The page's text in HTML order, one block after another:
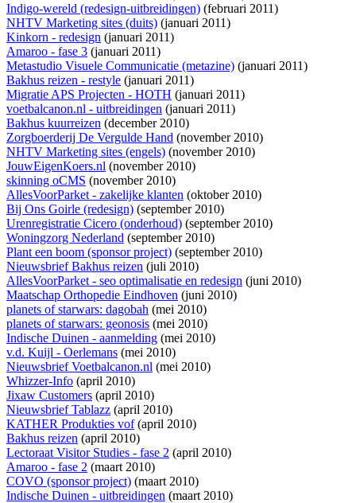
Indigo-wereld (redesign-uitbreidingen) (februari 2011)
NHTV Marketing sites (duits) (januari 2011)
Kinkorn - redesign (januari 2011)
Amaroo - fase 3 (januari 2011)
Metastudio Visuele Communicatie (metazine) (januari 2011)
Bakhus reizen - restyle (januari 2011)
Migratie APS Projecten - HOTH (januari 2011)
voetbalcanon.nl - uitbreidingen (januari 2011)
Bakhus kuurreizen (december 2010)
Zorgboerderij De Vergulde Hand (november 2010)
NHTV Marketing sites (engels) (november 2010)
JouwEigenKoers.nl (november 2010)
skinning oCMS (november 2010)
AllesVoorParket - zakelijke klanten (oktober 2010)
Bij Ons Goirle (redesign) (september 2010)
Urenregistratie Cicero (onderhoud) (september 2010)
Woningzorg Nederland (september 2010)
Plant een boom (sponsor project) (september 2010)
Nieuwsbrief Bakhus reizen (juli 2010)
AllesVoorParket - seo optimalisatie en redesign (juni 2010)
Maatschap Orthopedie Eindhoven (juni 2010)
planets of starwars: dagobah (mei 2010)
planets of starwars: geonosis (mei 2010)
Indische Duinen - aanmelding (mei 2010)
v.d. Kuijl - Oerlemans (mei 2010)
Nieuwsbrief Voetbalcanon.nl (mei 2010)
Whizzer-Info (april 2010)
Jixaw Customers (april 2010)
Nieuwsbrief Tablazz (april 2010)
KATHER Produkties vof(april 2010)
Bakhus reizen (april 2010)
Lectoraat Visitor Studies - fase 2 (april 2010)
Amaroo - fase 2 (maart 2010)
COVO (sponsor project) (maart 2010)
Indische Duinen - uitbreidingen (maart 2010)